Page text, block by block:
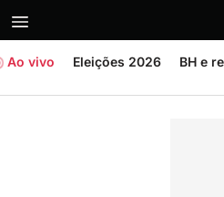
Ao vivo Eleições 2026 BH e